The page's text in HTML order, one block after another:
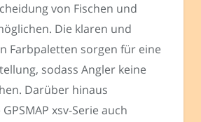
von Fischen und
Die klaren und
Farbpaletten sorgen für eine
sodass Angler keine
Darüber hinaus
xsv-Serie auch